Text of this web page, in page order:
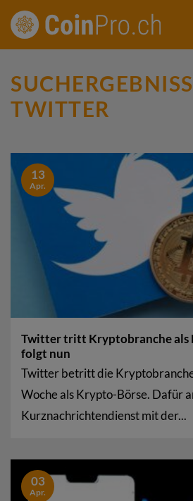
Zum
Inhalt
TWITTER
Twitter tritt Kryptobranche als
folgt nun
Twitter betritt die
Woche als Krypto-Börse. Dafür
Kurznachrichtendienst mit der...
13
Apr.
03
Apr.